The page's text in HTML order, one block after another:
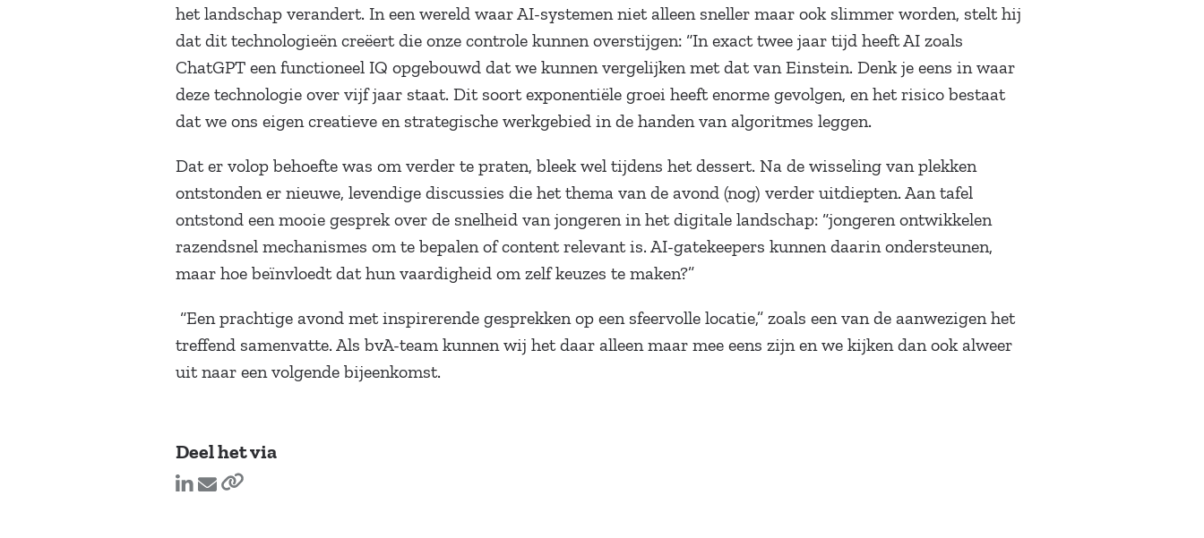
het landschap verandert. In een wereld waar AI-systemen niet alleen sneller maar ook slimmer worden, stelt hij
dat dit technologieën creëert die onze controle kunnen overstijgen: “In exact twee jaar tijd heeft AI zoals
ChatGPT een functioneel IQ opgebouwd dat we kunnen vergelijken met dat van Einstein. Denk je eens in waar
deze technologie over vijf jaar staat. Dit soort exponentiële groei heeft enorme gevolgen, en het risico bestaat
dat we ons eigen creatieve en strategische werkgebied in de handen van algoritmes leggen.
Dat er volop behoefte was om verder te praten, bleek wel tijdens het dessert. Na de wisseling van plekken
ontstonden er nieuwe, levendige discussies die het thema van de avond (nog) verder uitdiepten. Aan tafel
ontstond een mooie gesprek over de snelheid van jongeren in het digitale landschap: “jongeren ontwikkelen
razendsnel mechanismes om te bepalen of content relevant is. AI-gatekeepers kunnen daarin ondersteunen,
maar hoe beïnvloedt dat hun vaardigheid om zelf keuzes te maken?”
“Een prachtige avond met inspirerende gesprekken op een sfeervolle locatie,” zoals een van de aanwezigen het
treffend samenvatte. Als bvA-team kunnen wij het daar alleen maar mee eens zijn en we kijken dan ook alweer
uit naar een volgende bijeenkomst.
Deel het via